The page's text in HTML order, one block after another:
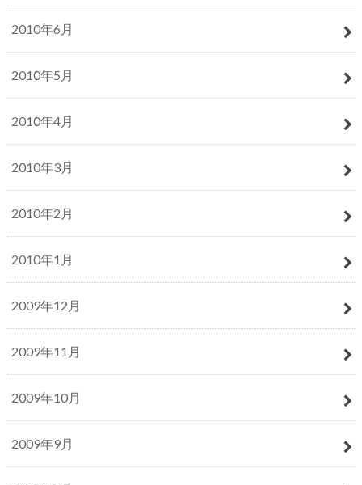
2010年6月
2010年5月
2010年4月
2010年3月
2010年2月
2010年1月
2009年12月
2009年11月
2009年10月
2009年9月